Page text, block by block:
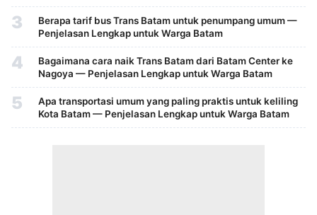
3
Berapa tarif bus Trans Batam untuk penumpang umum —
Penjelasan Lengkap untuk Warga Batam
4
Bagaimana cara naik Trans Batam dari Batam Center ke
Nagoya — Penjelasan Lengkap untuk Warga Batam
5
Apa transportasi umum yang paling praktis untuk keliling
Kota Batam — Penjelasan Lengkap untuk Warga Batam